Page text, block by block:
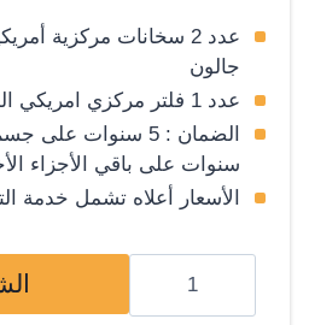
واحد
جالون
عدد 1 فلتر مركزي امريكي الحجم 10*54
سنوات على باقي الأجزاء
الأسعار أعلاه تشمل خدمة